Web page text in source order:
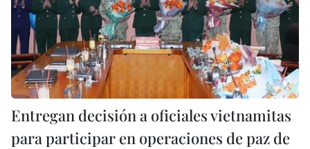
Entregan decisión a oficiales vietnamitas
para participar en operaciones de paz de